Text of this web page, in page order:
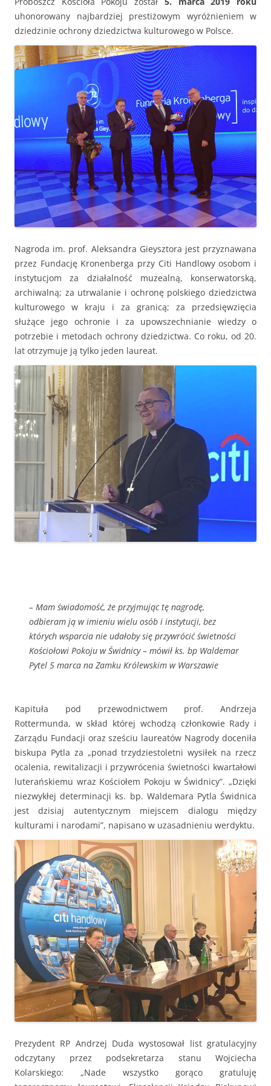
uhonorowany najbardziej prestiżowym wyróżnieniem w
dziedzinie ochrony dziedzictwa kulturowego w Polsce.
Nagroda im. prof. Aleksandra Gieysztora jest przyznawana
przez Fundację Kronenberga przy Citi Handlowy osobom i
instytucjom za działalność muzealną, konserwatorską,
archiwalną; za utrwalanie i ochronę polskiego dziedzictwa
kulturowego w kraju i za granicą; za przedsięwzięcia
służące jego ochronie i za upowszechnianie wiedzy o
potrzebie i metodach ochrony dziedzictwa. Co roku, od 20.
lat otrzymuje ją tylko jeden laureat.
– Mam świadomość, że przyjmując tę nagrodę,
odbieram ją w imieniu wielu osób i instytucji, bez
których wsparcia nie udałoby się przywrócić świetności
Kościołowi Pokoju w Świdnicy – mówił ks. bp Waldemar
Pytel 5 marca na Zamku Królewskim w Warszawie
Kapituła pod przewodnictwem prof. Andrzeja
Rottermunda, w skład której wchodzą członkowie Rady i
Zarządu Fundacji oraz sześciu laureatów Nagrody doceniła
biskupa Pytla za „ponad trzydziestoletni wysiłek na rzecz
ocalenia, rewitalizacji i przywrócenia świetności kwartałowi
luterańskiemu wraz Kościołem Pokoju w Świdnicy”. „Dzięki
niezwykłej determinacji ks. bp. Waldemara Pytla Świdnica
jest dzisiaj autentycznym miejscem dialogu między
kulturami i narodami”, napisano w uzasadnieniu werdyktu.
Prezydent RP Andrzej Duda wystosował list gratulacyjny
odczytany przez podsekretarza stanu Wojciecha
Kolarskiego: „Nade wszystko gorąco gratuluję